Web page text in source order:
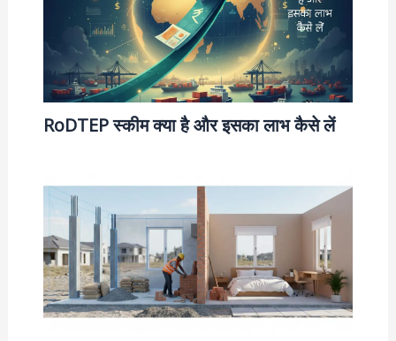
RoDTEP स्कीम क्या है और इसका लाभ कैसे लें